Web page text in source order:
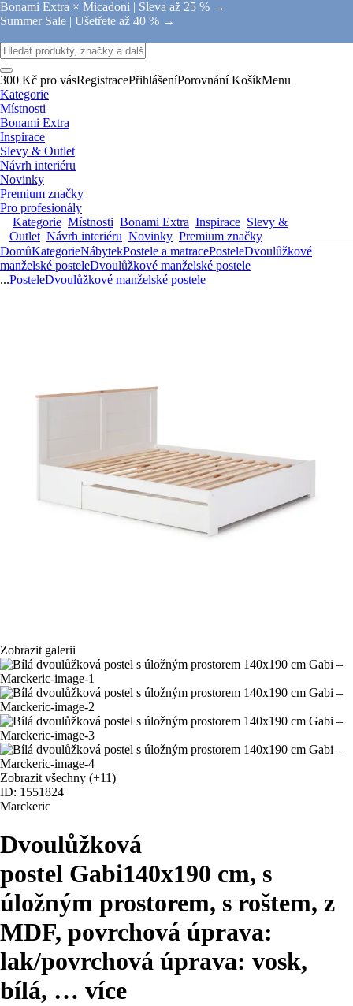
Bonami Extra × Micadoni | Sleva až 25 % →
Summer Sale | Ušetřete až 40 % →
300 Kč pro vásRegistracePřihlášeníPorovnání KošíkMenu
Kategorie
Místnosti
Bonami Extra
Inspirace
Slevy & Outlet
Návrh interiéru
Novinky
Premium značky
Pro profesionály
Kategorie Místnosti Bonami Extra Inspirace Slevy &
Outlet Návrh interiéru Novinky Premium značky
DomůKategorieNábytekPostele a matracePosteleDvoulůžkové
manželské posteleDvoulůžkové manželské postele
...PosteleDvoulůžkové manželské postele
Zobrazit galerii
Zobrazit všechny (+11)
ID: 1551824
Marckeric
Dvoulůžková
postel Gabi140x190 cm, s
úložným prostorem, s roštem, z
MDF, povrchová úprava:
lak/povrchová úprava: vosk,
bílá, … více